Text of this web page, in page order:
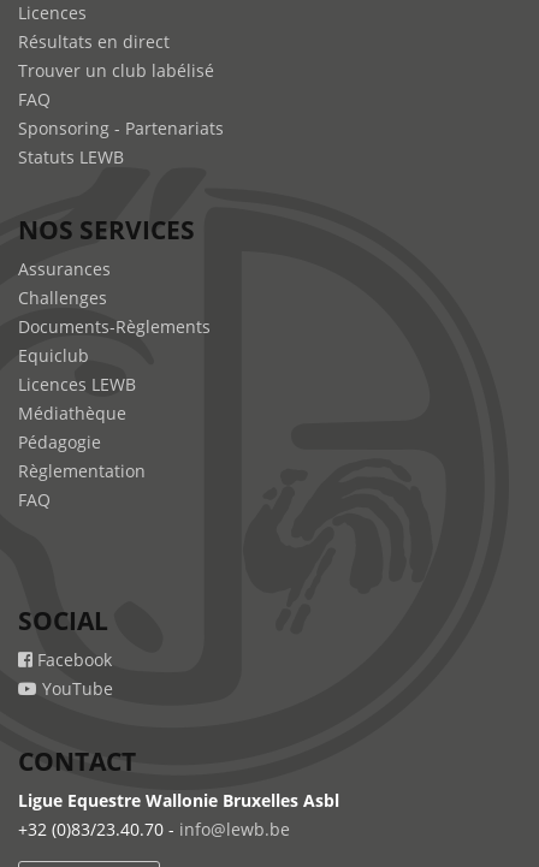
Licences
Résultats en direct
Trouver un club labélisé
FAQ
Sponsoring - Partenariats
Statuts LEWB
NOS SERVICES
Assurances
Challenges
Documents-Règlements
Equiclub
Licences LEWB
Médiathèque
Pédagogie
Règlementation
FAQ
SOCIAL
Facebook
YouTube
CONTACT
Ligue Equestre Wallonie Bruxelles Asbl
+32 (0)83/23.40.70 - info@lewb.be